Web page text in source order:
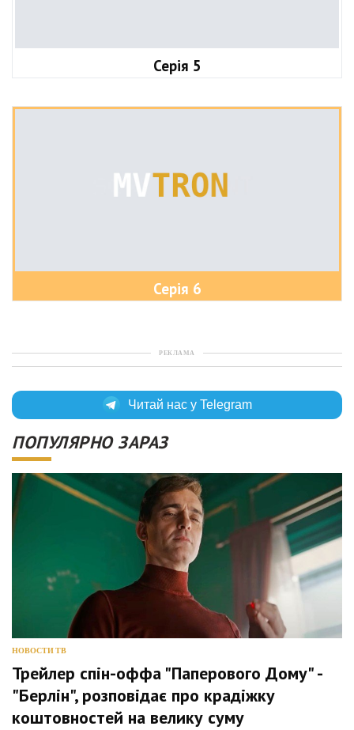
Серія 5
Серія 6
РЕКЛАМА
Читай нас у Telegram
ПОПУЛЯРНО ЗАРАЗ
НОВОСТИ ТВ
Трейлер спін-оффа "Паперового Дому" -
"Берлін", розповідає про крадіжку
коштовностей на велику суму